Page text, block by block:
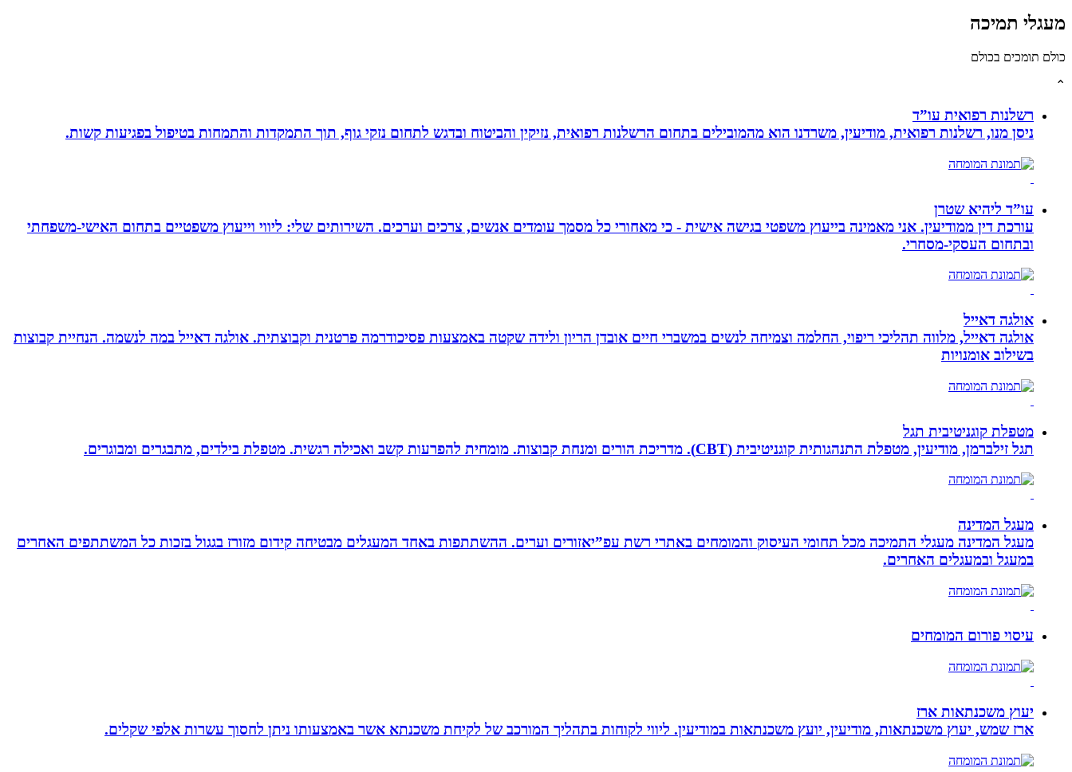
מעגלי תמיכה
כולם תומכים בכולם
⌃
רשלנות רפואית עו”ד
ניסן מנו, רשלנות רפואית, מודיעין, משרדנו הוא מהמובילים בתחום הרשלנות רפואית, נזיקין והביטוח ובדגש לתחום נזקי גוף, תוך התמקדות והתמחות בטיפול בפגיעות קשות.
עו”ד ליהיא שטרן
עורכת דין ממודיעין. אני מאמינה בייעוץ משפטי בגישה אישית - כי מאחורי כל מסמך עומדים אנשים, צרכים וערכים. השירותים שלי: ליווי וייעוץ משפטיים בתחום האישי-משפחתי
ובתחום העסקי-מסחרי.
אולגה דאייל
אולגה דאייל, מלווה תהליכי ריפוי, החלמה וצמיחה לנשים במשברי חיים אובדן הריון ולידה שקטה באמצעות פסיכודרמה פרטנית וקבוצתית. אולגה דאייל במה לנשמה. ‏הנחיית קבוצות
בשילוב אומנויות‏
מטפלת קוגניטיבית תגל
תגל זילברמן, מודיעין, מטפלת התנהגותית קוגניטיבית (CBT). מדריכת הורים ומנחת קבוצות. מומחית להפרעות קשב ואכילה רגשית. מטפלת בילדים, מתבגרים ומבוגרים.
מעגל המדינה
מעגל המדינה מעגלי התמיכה מכל תחומי העיסוק והמומחים באתרי רשת עפ”יאזורים וערים. ההשתתפות באחד המעגלים מבטיחה קידום מזורז בגגול בזכות כל המשתתפים האחרים
במעגל ובמעגלים האחרים.
עיסוי פורום המומחים
יעוץ משכנתאות ארז
ארז שמש, יעוץ משכנתאות, מודיעין, יועץ משכנתאות במודיעין. ליווי לקוחות בתהליך המורכב של לקיחת משכנתא אשר באמצעותו ניתן לחסוך עשרות אלפי שקלים.